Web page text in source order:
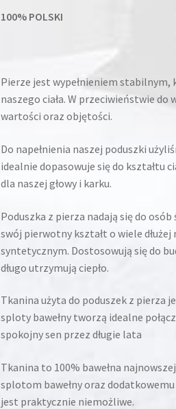
100% POLSKI
Pierze jest wypełnieniem stabilnym,
naszego ciała. W przeciwieństwie
wartości oraz objętości.
Do napełnienia naszej poduszki
idealnie dopasowuje się do kształtu
dla naszej głowy i karku.
Poduszka z pierza nadają się do
swój pierwotny kształt o wiele dłużej
syntetycznym. Dostosowują się do
długo utrzymują ciepło.
Tkanina użyta do poduszek z pierza
sploty bawełny tworzą idealne
spokojny sen przez długie lata
Tkanina to 100% bawełna
splotom bawełny oraz
jest praktycznie niemożliwe.